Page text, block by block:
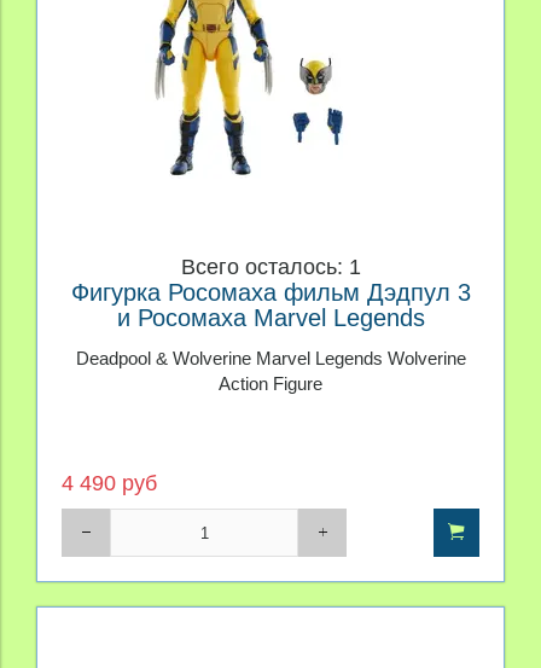
Всего осталось: 1
Фигурка Росомаха фильм Дэдпул 3
и Росомаха Marvel Legends
Deadpool & Wolverine Marvel Legends Wolverine
Action Figure
4 490 руб